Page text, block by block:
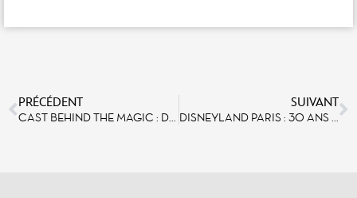
PRÉCÉDENT
CAST BEHIND THE MAGIC : DÉCOUVREZ LE PARCOURS DE PIERRICK PAILLARD
SUIVANT
DISNEYLAND PARIS : 30 ANS DE SPECTACLES ET DE MAGIE